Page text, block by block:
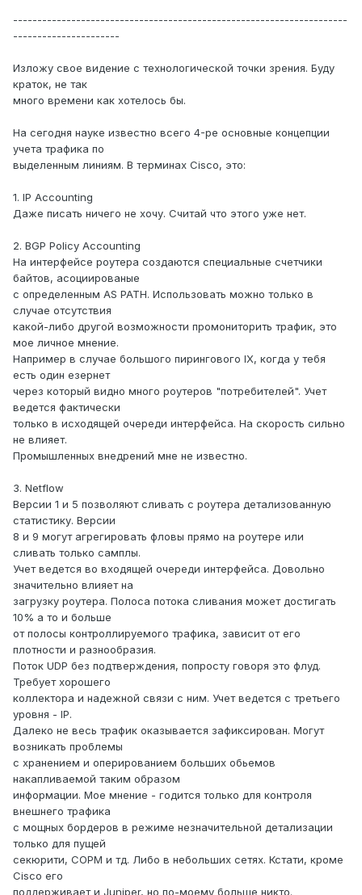
---------------------------------------------------------------------
----------------------
Изложу свое видение с технологической точки зрения. Буду
краток, не так
много времени как хотелось бы.
На сегодня науке известно всего 4-ре основные концепции
учета трафика по
выделенным линиям. В терминах Cisco, это:
1. IP Accounting
Даже писать ничего не хочу. Считай что этого уже нет.
2. BGP Policy Accounting
На интерфейсе роутера создаются специальные счетчики
байтов, асоциированые
с определенным AS PATH. Использовать можно только в
случае отсутствия
какой-либо другой возможности промониторить трафик, это
мое личное мнение.
Например в случае большого пирингового IX, когда у тебя
есть один езернет
через который видно много роутеров "потребителей". Учет
ведется фактически
только в исходящей очереди интерфейса. На скорость сильно
не влияет.
Промышленных внедрений мне не известно.
3. Netflow
Версии 1 и 5 позволяют сливать с роутера детализованную
статистику. Версии
8 и 9 могут агрегировать фловы прямо на роутере или
сливать только самплы.
Учет ведется во входящей очереди интерфейса. Довольно
значительно влияет на
загрузку роутера. Полоса потока сливания может достигать
10% а то и больше
от полосы контроллируемого трафика, зависит от его
плотности и разнообразия.
Поток UDP без подтверждения, попросту говоря это флуд.
Требует хорошего
коллектора и надежной связи с ним. Учет ведется с третьего
уровня - IP.
Далеко не весь трафик оказывается зафиксирован. Могут
возникать проблемы
с хранением и оперированием больших обьемов
накапливаемой таким образом
информации. Мое мнение - годится только для контроля
внешнего трафика
с мощных бордеров в режиме незначительной детализации
только для пущей
секюрити, СОРМ и тд. Либо в небольших сетях. Кстати, кроме
Cisco его
поддерживает и Juniper, но по-моему больше никто.